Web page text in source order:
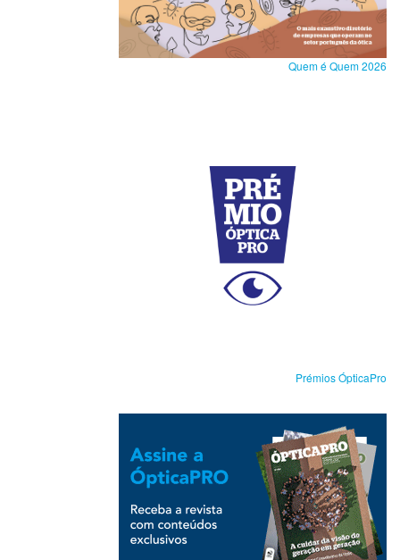
Quem é Quem 2026
Prémios ÓpticaPro